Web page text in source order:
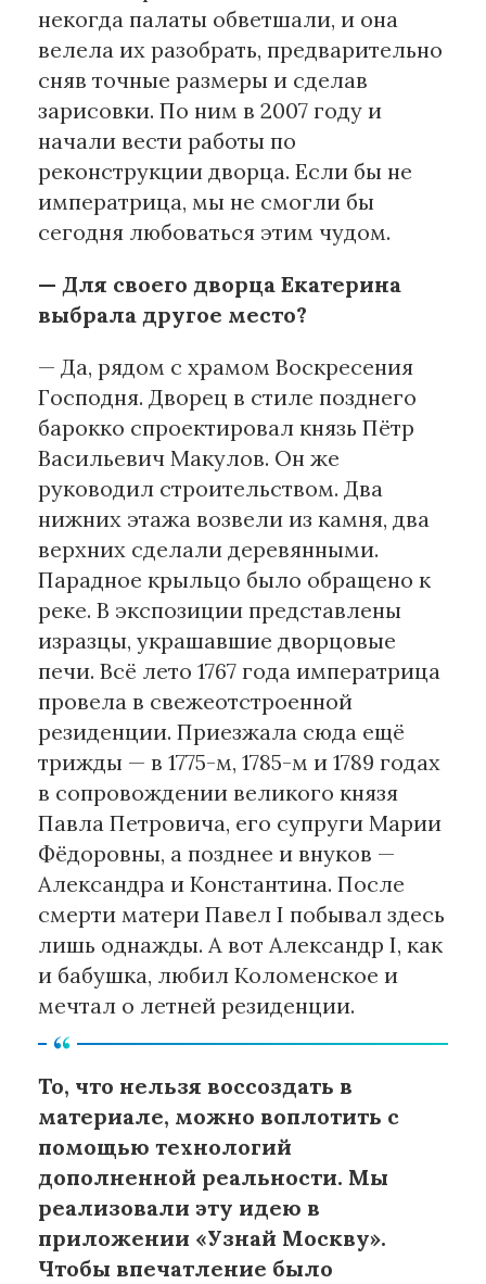
некогда палаты обветшали, и она
велела их разобрать, предварительно
сняв точные размеры и сделав
зарисовки. По ним в 2007 году и
начали вести работы по
реконструкции дворца. Если бы не
императрица, мы не смогли бы
сегодня любоваться этим чудом.
— Для своего дворца Екатерина
выбрала другое место?
— Да, рядом с храмом Воскресения
Господня. Дворец в стиле позднего
барокко спроектировал князь Пётр
Васильевич Макулов. Он же
руководил строительством. Два
нижних этажа возвели из камня, два
верхних сделали деревянными.
Парадное крыльцо было обращено к
реке. В экспозиции представлены
изразцы, украшавшие дворцовые
печи. Всё лето 1767 года императрица
провела в свежеотстроенной
резиденции. Приезжала сюда ещё
трижды — в 1775-м, 1785-м и 1789 годах
в сопровождении великого князя
Павла Петровича, его супруги Марии
Фёдоровны, а позднее и внуков —
Александра и Константина. После
смерти матери Павел I побывал здесь
лишь однажды. А вот Александр I, как
и бабушка, любил Коломенское и
мечтал о летней резиденции.
То, что нельзя воссоздать в
материале, можно воплотить с
помощью технологий
дополненной реальности. Мы
реализовали эту идею в
приложении «Узнай Москву».
Чтобы впечатление было